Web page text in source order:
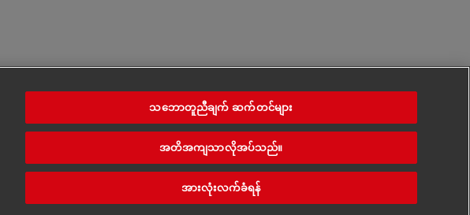
သဘောတူညီချက် ဆက်တင်များ
အတိအကျသာလိုအပ်သည်။
အားလုံးလက်ခံရန်